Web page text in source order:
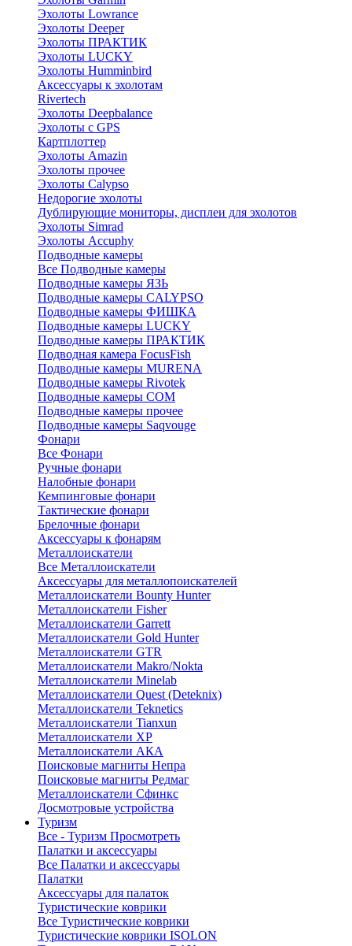
Эхолоты Lowrance
Эхолоты Deeper
Эхолоты ПРАКТИК
Эхолоты LUCKY
Эхолоты Humminbird
Аксессуары к эхолотам
Rivertech
Эхолоты Deepbalance
Эхолоты с GPS
Картплоттер
Эхолоты Amazin
Эхолоты прочее
Эхолоты Calypso
Недорогие эхолоты
Дублирующие мониторы, дисплеи для эхолотов
Эхолоты Simrad
Эхолоты Accuphy
Подводные камеры
Все Подводные камеры
Подводные камеры ЯЗЬ
Подводные камеры CALYPSO
Подводные камеры ФИШКА
Подводные камеры LUCKY
Подводные камеры ПРАКТИК
Подводная камера FocusFish
Подводные камеры MURENA
Подводные камеры Rivotek
Подводные камеры СОМ
Подводные камеры прочее
Подводные камеры Saqvouge
Фонари
Все Фонари
Ручные фонари
Налобные фонари
Кемпинговые фонари
Тактические фонари
Брелочные фонари
Аксессуары к фонарям
Металлоискатели
Все Металлоискатели
Аксессуары для металлопоискателей
Металлоискатели Bounty Hunter
Металлоискатели Fisher
Металлоискатели Garrett
Металлоискатели Gold Hunter
Металлоискатели GTR
Металлоискатели Makro/Nokta
Металлоискатели Minelab
Металлоискатели Quest (Deteknix)
Металлоискатели Teknetics
Металлоискатели Tianxun
Металлоискатели XP
Металлоискатели АКА
Поисковые магниты Непра
Поисковые магниты Редмаг
Металлоискатели Сфинкс
Досмотровые устройства
Туризм
Все - Туризм Просмотреть
Палатки и аксессуары
Все Палатки и аксессуары
Палатки
Аксессуары для палаток
Туристические коврики
Все Туристические коврики
Туристические коврики ISOLON